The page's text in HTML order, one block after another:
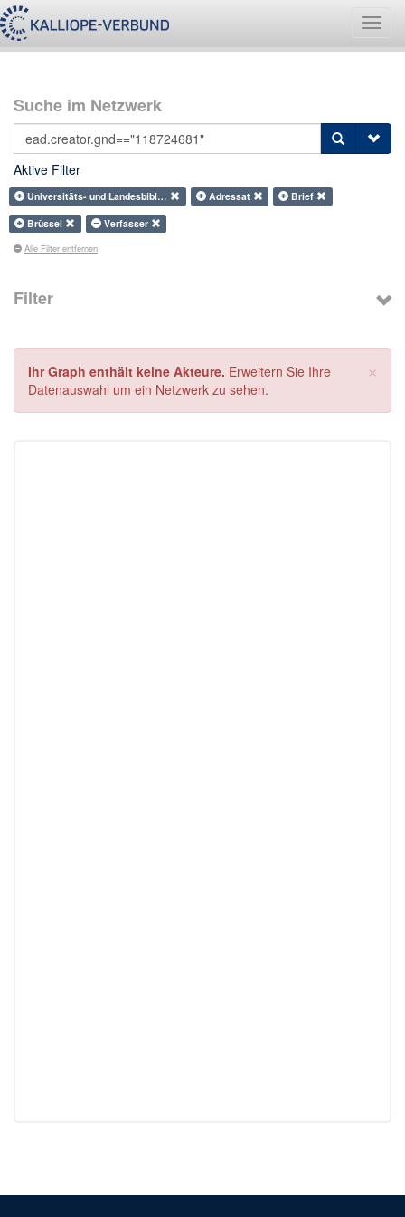
Suche im Netzwerk
Aktive Filter
Universitäts- und Landesbibl… Adressat
Brief
Brüssel
Verfasser
Alle Filter entfernen
Filter
×
Ihr Graph enthält keine Akteure. Erweitern Sie Ihre
Datenauswahl um ein Netzwerk zu sehen.